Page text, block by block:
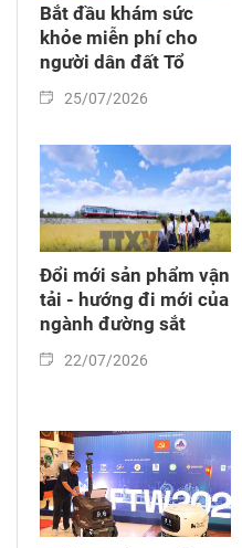
Bắt đầu khám sức
khỏe miễn phí cho
người dân đất Tổ
25/07/2026
Đổi mới sản phẩm vận
tải - hướng đi mới của
ngành đường sắt
22/07/2026